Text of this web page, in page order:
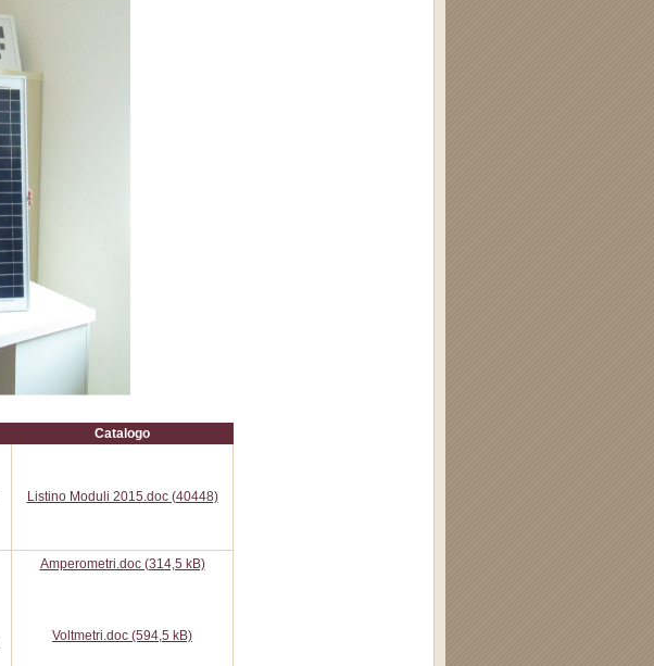
Catalogo
Listino Moduli 2015.doc (40448)
Amperometri.doc (314,5 kB)
Voltmetri.doc (594,5 kB)